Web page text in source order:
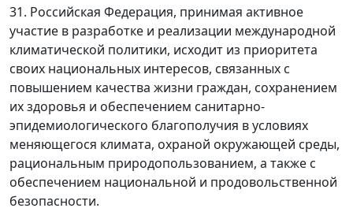
31. Российская Федерация, принимая активное
участие в разработке и реализации международной
климатической политики, исходит из приоритета
своих национальных интересов, связанных с
повышением качества жизни граждан, сохранением
их здоровья и обеспечением санитарно-
эпидемиологического благополучия в условиях
меняющегося климата, охраной окружающей среды,
рациональным природопользованием, а также с
обеспечением национальной и продовольственной
безопасности.